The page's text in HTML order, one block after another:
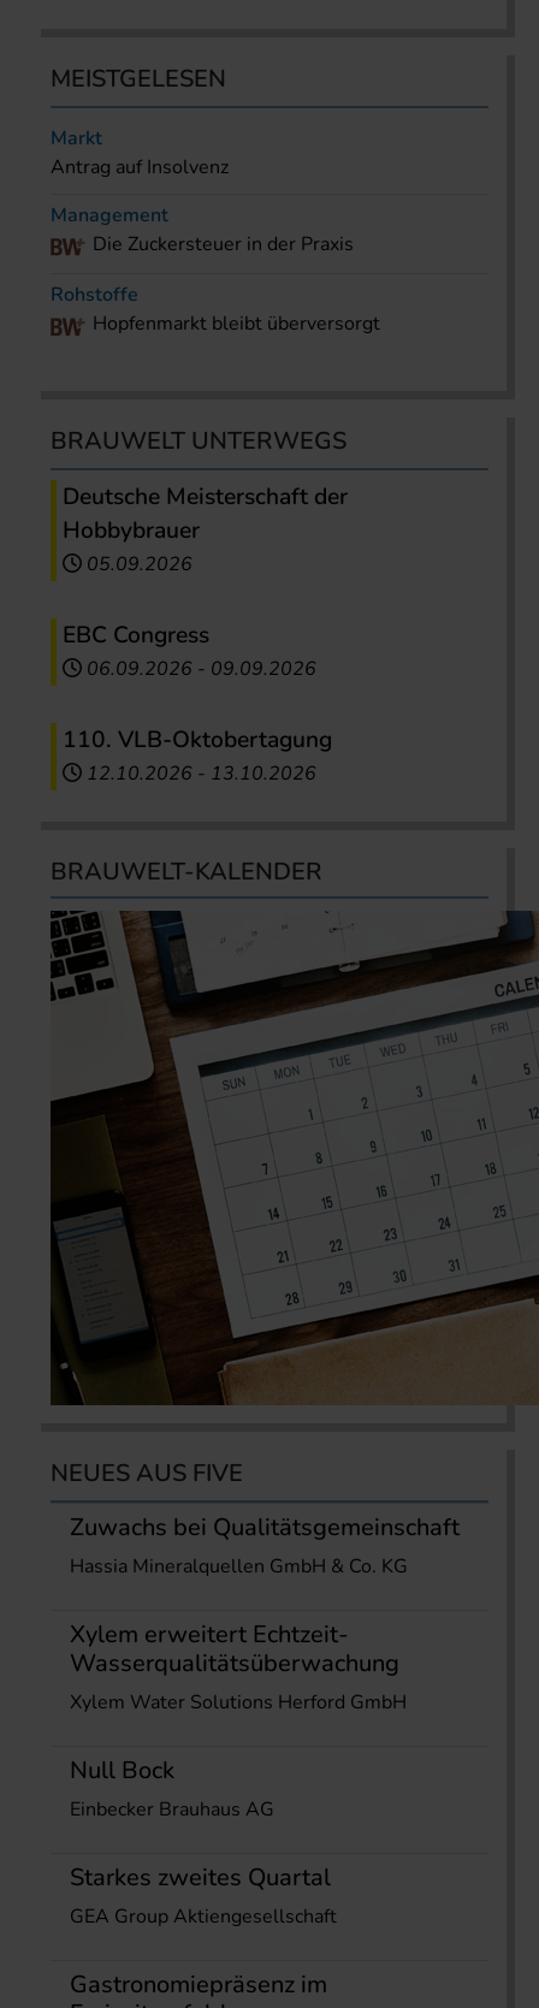
MEISTGELESEN
Markt
Antrag auf Insolvenz
Management
Die Zuckersteuer in der Praxis
Rohstoffe
Hopfenmarkt bleibt überversorgt
BRAUWELT UNTERWEGS
Deutsche Meisterschaft der
Hobbybrauer
05.09.2026
EBC Congress
06.09.2026 - 09.09.2026
110. VLB-Oktobertagung
12.10.2026 - 13.10.2026
BRAUWELT-KALENDER
NEUES AUS FIVE
Zuwachs bei Qualitätsgemeinschaft
Hassia Mineralquellen GmbH & Co. KG
Xylem erweitert Echtzeit-
Wasserqualitätsüberwachung
Xylem Water Solutions Herford GmbH
Null Bock
Einbecker Brauhaus AG
Starkes zweites Quartal
GEA Group Aktiengesellschaft
Gastronomiepräsenz im